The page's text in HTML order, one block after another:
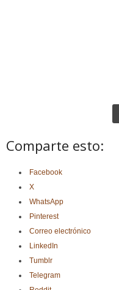
Comparte esto:
Facebook
X
WhatsApp
Pinterest
Correo electrónico
LinkedIn
Tumblr
Telegram